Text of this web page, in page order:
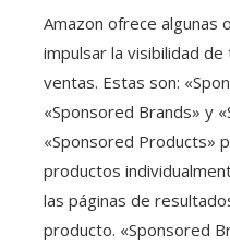
Amazon ofrece algunas
impulsar la visibilidad
ventas. Estas son:
«Sponsored Brands» y
«Sponsored Products»
productos
las páginas de
producto. «Sponsored